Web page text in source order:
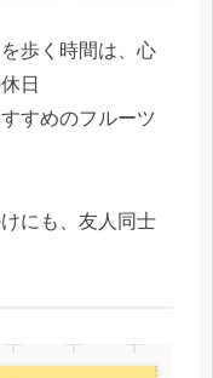
歩く時間は、心
日
すめのフルーツ
にも、友人同士